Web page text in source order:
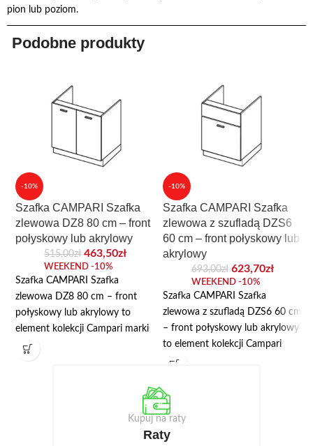
pion lub poziom.
Podobne produkty
-10%
Szafka CAMPARI Szafka
zlewowa DZ8 80 cm – front
połyskowy lub akrylowy
515,00zł 463,50zł
WEEKEND -10%
Szafka CAMPARI Szafka
zlewowa DZ8 80 cm – front
połyskowy lub akrylowy to
element kolekcji Campari marki
Layman, przeznaczony do
modułowej zabudowy kuchni.
82/87 cm. W danych produktu
wskazano: płyta laminowana,
-10%
Szafka CAMPARI Szafka
zlewowa z szufladą DZS6
60 cm – front połyskowy lub
akrylowy
693,00zł 623,70zł
WEEKEND -10%
Szafka CAMPARI Szafka
zlewowa z szufladą DZS6 60 cm
– front połyskowy lub akrylowy
to element kolekcji Campari
marki Layman, przeznaczony do
Najważniejsze wymiary:
szerokość 60 cm, wysokość
82/87 cm. W danych produktu
wskazano: płyta laminowana,
Kupuj na raty
Raty